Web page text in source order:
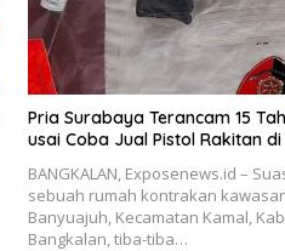
Pria Surabaya Terancam 15
usai Coba Jual Pistol Rakitan
BANGKALAN, Exposenews.id –
sebuah rumah kontrakan
Banyuajuh, Kecamatan Kamal,
Bangkalan, tiba-tiba…